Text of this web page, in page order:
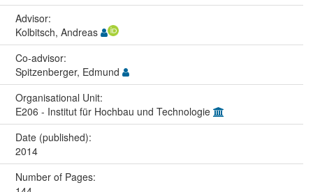
Advisor:
Kolbitsch, Andreas
Co-advisor:
Spitzenberger, Edmund
Organisational Unit:
E206 - Institut für Hochbau und Technologie
Date (published):
2014
Number of Pages: